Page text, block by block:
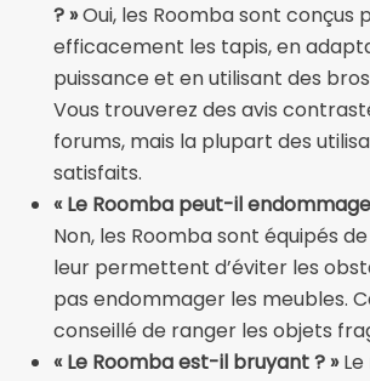
? »Oui, les Roomba sont conçus
efficacement les tapis, en
puissance et en utilisant des
Vous trouverez des avis
forums, mais la plupart des
satisfaits.
« Le Roomba peut-il
Non, les Roomba sont équipés
leur permettent d’éviter les
pas endommager les meubles.
conseillé de ranger les objets
« Le Roomba est-il bruyant ? »